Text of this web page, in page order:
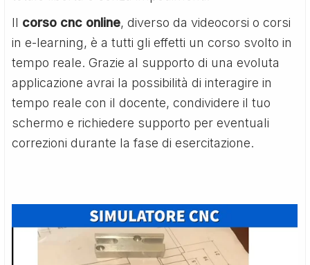
Il corso cnc online, diverso da videocorsi o corsi
in e-learning, è a tutti gli effetti un corso svolto in
tempo reale. Grazie al supporto di una evoluta
applicazione avrai la possibilità di interagire in
tempo reale con il docente, condividere il tuo
schermo e richiedere supporto per eventuali
correzioni durante la fase di esercitazione.